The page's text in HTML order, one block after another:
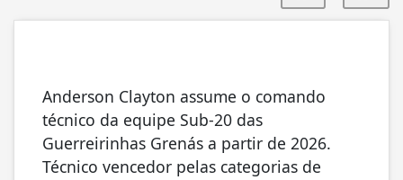
Anderson Clayton assume o comando
técnico da equipe Sub-20 das
Guerreirinhas Grenás a partir de 2026.
Técnico vencedor pelas categorias de